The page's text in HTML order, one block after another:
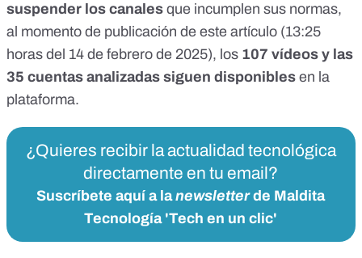
suspender los canales que incumplen sus normas,
al momento de publicación de este artículo (13:25
horas del 14 de febrero de 2025), los 107 vídeos y las
35 cuentas analizadas siguen disponibles en la
plataforma.
¿Quieres recibir la actualidad tecnológica
directamente en tu email?
Suscríbete aquí a lanewsletterde Maldita
Tecnología 'Tech en un clic'